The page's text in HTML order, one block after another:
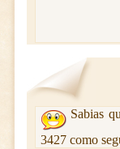
Sabias
3427 como